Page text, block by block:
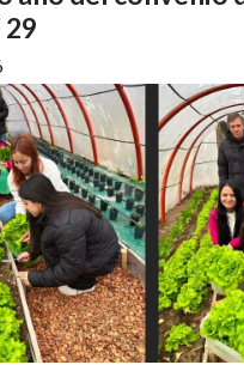
29